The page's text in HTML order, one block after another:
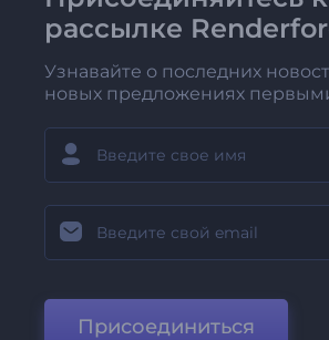
рассылке
Узнавайте о последних
новых предложениях
Присоединиться